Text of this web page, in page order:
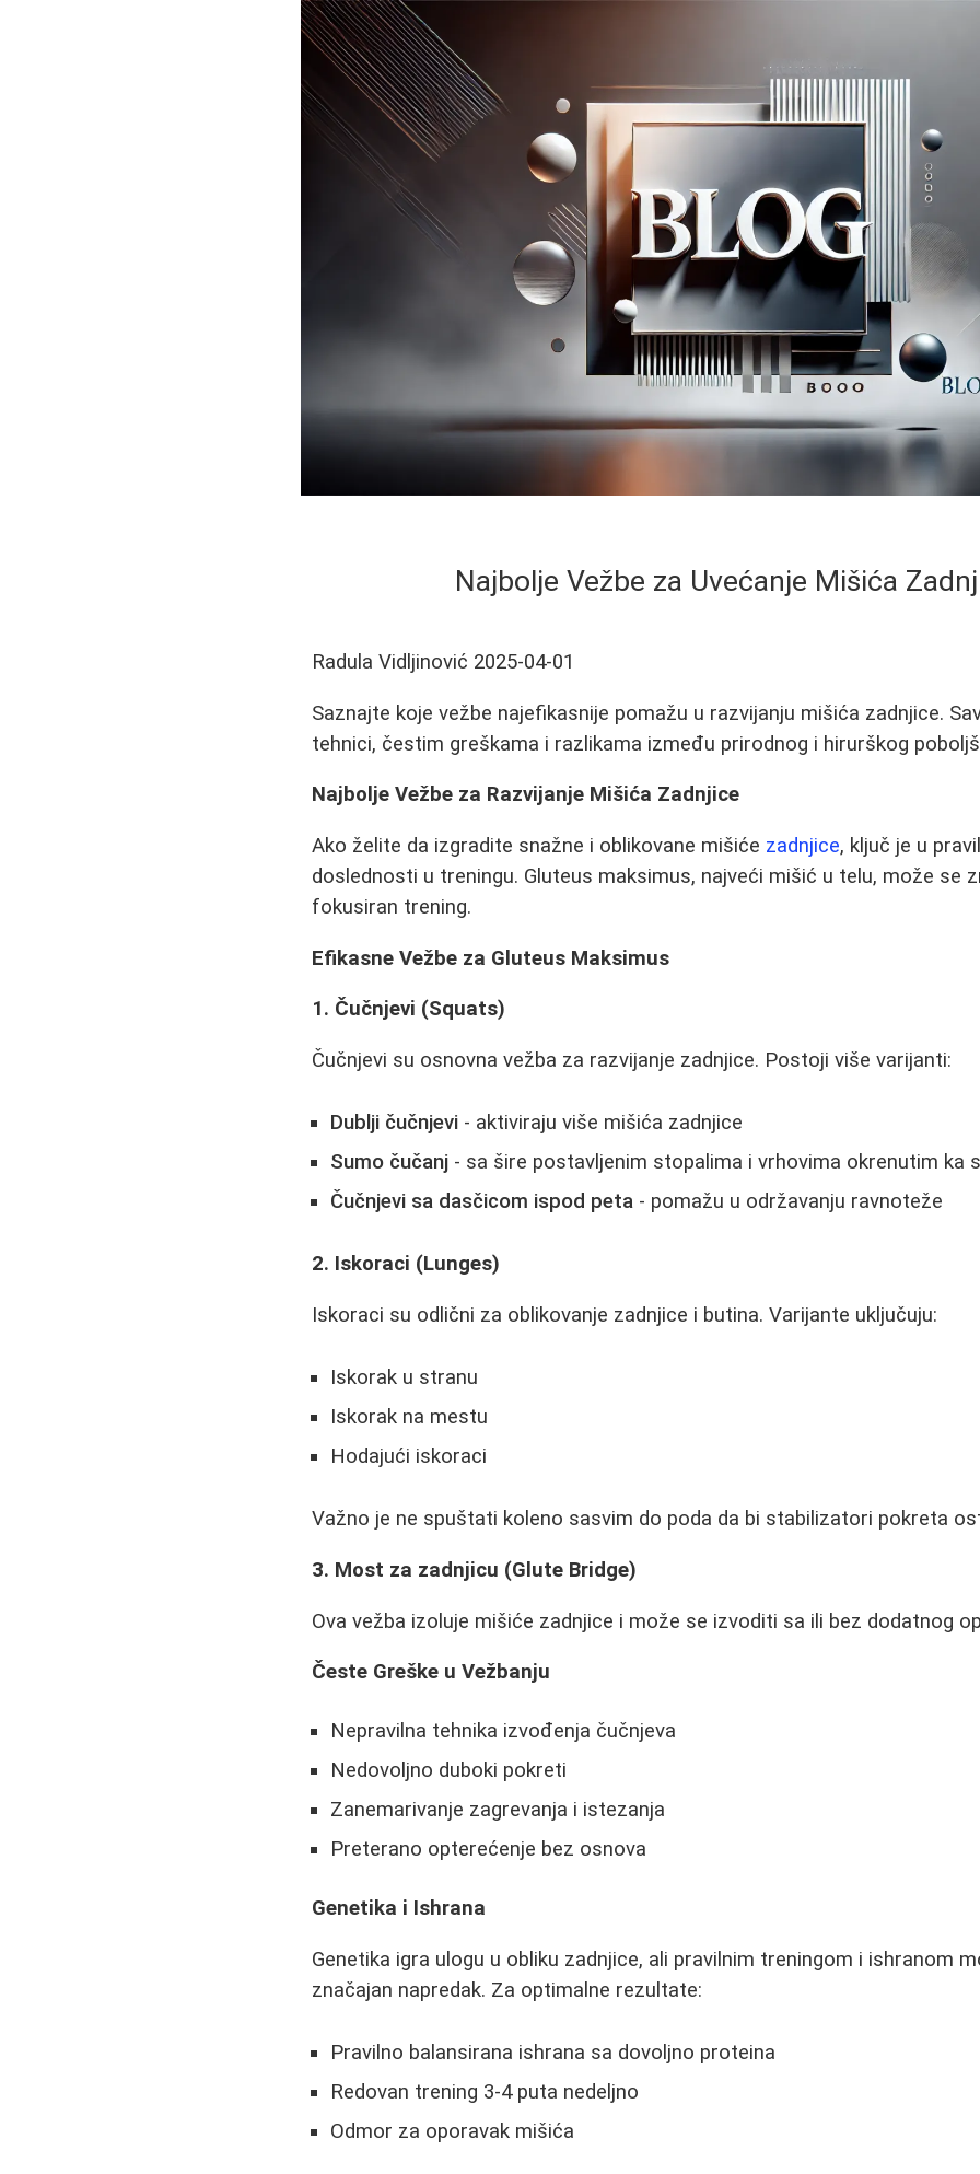
Najbolje Vežbe za Uvećanje Mišića
Radula Vidljinović 2025-04-01
Saznajte koje vežbe najefikasnije pomažu u razvijanju mišića zadnjice.
tehnici, čestim greškama i razlikama između prirodnog i hirurškog
Najbolje Vežbe za Razvijanje Mišića Zadnjice
Ako želite da izgradite snažne i oblikovane mišiće zadnjice, ključ je u
doslednosti u treningu. Gluteus maksimus, najveći mišić u telu, može se
fokusiran trening.
Efikasne Vežbe za Gluteus Maksimus
1. Čučnjevi (Squats)
Čučnjevi su osnovna vežba za razvijanje zadnjice. Postoji više varijanti:
Dublji čučnjevi - aktiviraju više mišića zadnjice
Sumo čučanj - sa šire postavljenim stopalima i vrhovima okrenutim ka
Čučnjevi sa dasčicom ispod peta - pomažu u održavanju ravnoteže
2. Iskoraci (Lunges)
Iskoraci su odlični za oblikovanje zadnjice i butina. Varijante uključuju:
Iskorak u stranu
Iskorak na mestu
Hodajući iskoraci
Važno je ne spuštati koleno sasvim do poda da bi stabilizatori pokreta
3. Most za zadnjicu (Glute Bridge)
Ova vežba izoluje mišiće zadnjice i može se izvoditi sa ili bez dodatnog
Česte Greške u Vežbanju
Nepravilna tehnika izvođenja čučnjeva
Nedovoljno duboki pokreti
Zanemarivanje zagrevanja i istezanja
Preterano opterećenje bez osnova
Genetika i Ishrana
Genetika igra ulogu u obliku zadnjice, ali pravilnim treningom i ishranom
značajan napredak. Za optimalne rezultate:
Pravilno balansirana ishrana sa dovoljno proteina
Redovan trening 3-4 puta nedeljno
Odmor za oporavak mišića